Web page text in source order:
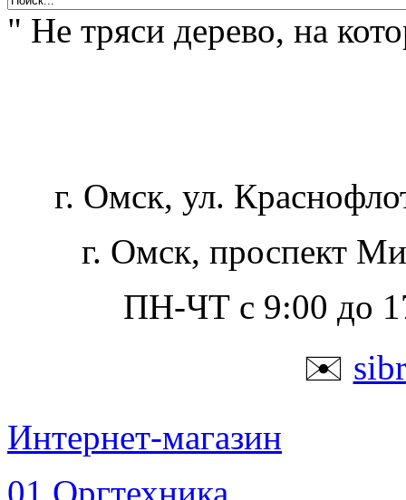
" Не тряси дерево, на
г. Омск, ул.
г. Омск, проспект
ПН-ЧТ с 9:00 до
✉️
Интернет-магазин